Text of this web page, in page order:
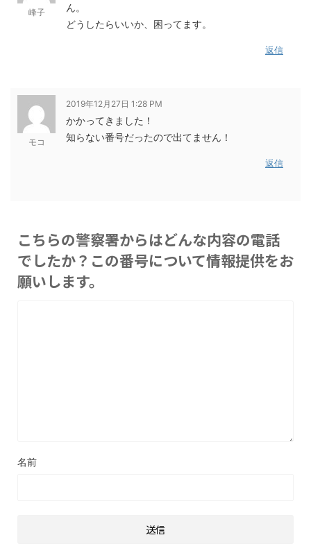
峰子
ん。
どうしたらいいか、困ってます。
返信
モコ
2019年12月27日 1:28 PM
かかってきました！
知らない番号だったので出てません！
返信
こちらの警察署からはどんな内容の電話
でしたか？この番号について情報提供をお
願いします。
名前